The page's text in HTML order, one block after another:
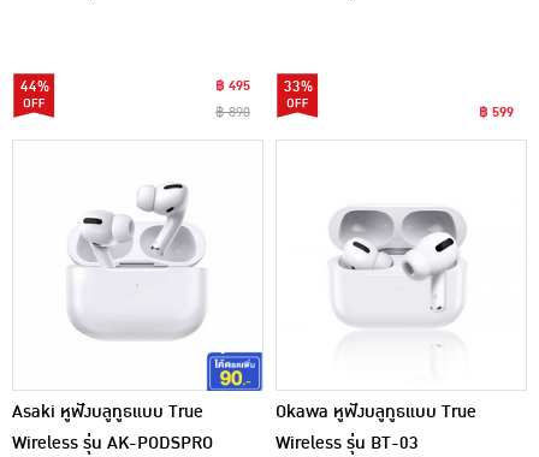
44%
฿ 495
฿ 890
33%
฿ 599
Asaki หูฟังบลูทูธแบบ True
Wireless รุ่น AK-PODSPRO
Okawa หูฟังบลูทูธแบบ True
Wireless รุ่น BT-03